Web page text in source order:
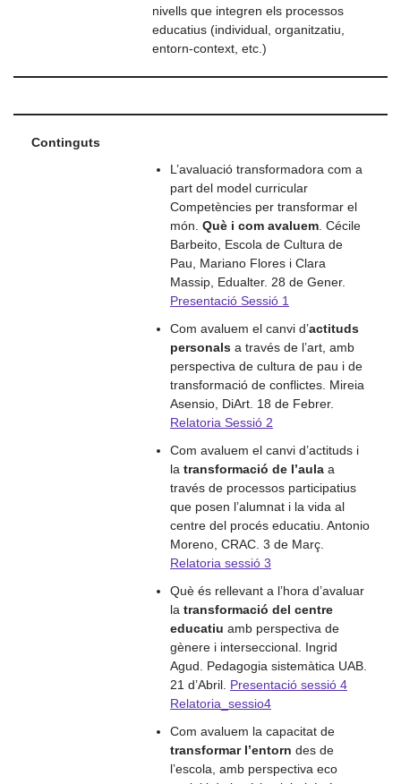
nivells que integren els processos
educatius (individual, organitzatiu,
entorn-context, etc.)
Continguts
L’avaluació transformadora com a
part del model curricular
Competències per transformar el
món. Què i com avaluem . Cécile
Barbeito, Escola de Cultura de
Pau, Mariano Flores i Clara
Massip, Edualter. 28 de Gener.
Presentació Sessió 1
Com avaluem el canvi d’actituds
personals a través de l’art, amb
perspectiva de cultura de pau i de
transformació de conflictes. Mireia
Asensio, DiArt. 18 de Febrer.
Relatoria Sessió 2
Com avaluem el canvi d’actituds i
la transformació de l’aula a
través de processos participatius
que posen l’alumnat i la vida al
centre del procés educatiu. Antonio
Moreno, CRAC. 3 de Març.
Relatoria sessió 3
Què és rellevant a l’hora d’avaluar
la transformació del centre
educatiu amb perspectiva de
gènere i interseccional. Ingrid
Agud. Pedagogia sistemàtica UAB.
21 d’Abril.
Presentació sessió 4
Relatoria_sessio4
Com avaluem la capacitat de
transformar l’entorn des de
l’escola, amb perspectiva eco